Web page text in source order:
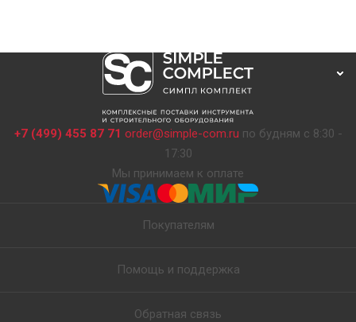
+7 (499) 455 87 71 order@simple-com.ru по будням с 8:30 -
17:30
Мы принимаем к оплате
Покупателям
Помощь и поддержка
Обратная связь